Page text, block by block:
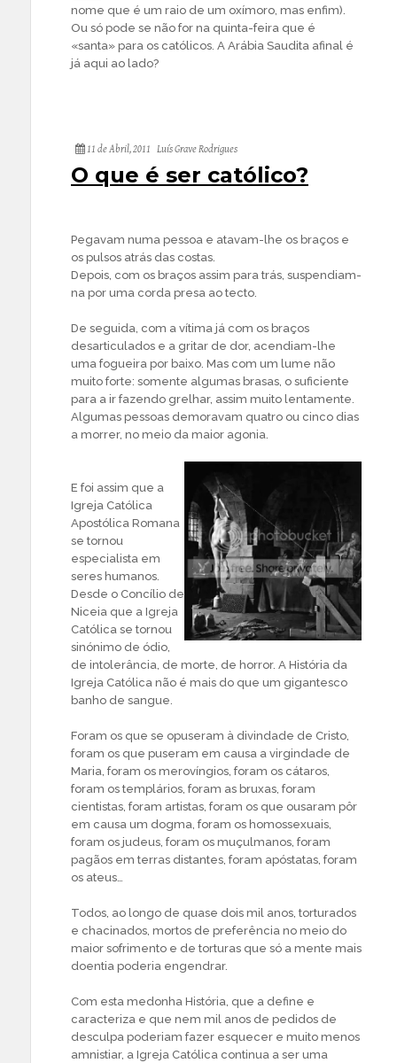
nome que é um raio de um oxímoro, mas enfim).
Ou só pode se não for na quinta-feira que é
«santa» para os católicos. A Arábia Saudita afinal é
já aqui ao lado?
11 de Abril, 2011 Luís Grave Rodrigues
O que é ser católico?
Pegavam numa pessoa e atavam-lhe os braços e
os pulsos atrás das costas.
Depois, com os braços assim para trás, suspendiam-
na por uma corda presa ao tecto.
De seguida, com a vítima já com os braços
desarticulados e a gritar de dor, acendiam-lhe
uma fogueira por baixo. Mas com um lume não
muito forte: somente algumas brasas, o suficiente
para a ir fazendo grelhar, assim muito lentamente.
Algumas pessoas demoravam quatro ou cinco dias
a morrer, no meio da maior agonia.
E foi assim que a
Igreja Católica
Apostólica Romana
se tornou
especialista em
seres humanos.
Desde o Concílio de
Niceia que a Igreja
Católica se tornou
sinónimo de ódio,
de intolerância, de morte, de horror. A História da
Igreja Católica não é mais do que um gigantesco
banho de sangue.
Foram os que se opuseram à divindade de Cristo,
foram os que puseram em causa a virgindade de
Maria, foram os merovíngios, foram os cátaros,
foram os templários, foram as bruxas, foram
cientistas, foram artistas, foram os que ousaram pôr
em causa um dogma, foram os homossexuais,
foram os judeus, foram os muçulmanos, foram
pagãos em terras distantes, foram apóstatas, foram
os ateus…
Todos, ao longo de quase dois mil anos, torturados
e chacinados, mortos de preferência no meio do
maior sofrimento e de torturas que só a mente mais
doentia poderia engendrar.
Com esta medonha História, que a define e
caracteriza e que nem mil anos de pedidos de
desculpa poderiam fazer esquecer e muito menos
amnistiar, a Igreja Católica continua a ser uma